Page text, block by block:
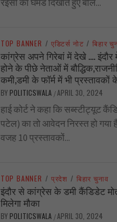
रईसी का घमंड दिखाते हुए बोल...
TOP BANNER / एडिटर्स नोट / बिहार
कांग्रेस अपने गिरेबां में देखे …. इंदौर
होने के पीछे नेताओं में
कमी,डमी के फॉर्म में भी प्रस्तावकों
BY POLITICSWALA /APRIL 30, 2024
हाई कोर्ट ने कहा कि सब्स्टीट्यूट
पटेल) का तो आवेदन निरस्त हो
वजह 10 प्रस्तावकों...
TOP BANNER / प्रदेश / बिहार चुनाव
इंदौर से कांग्रेस के डमी कैंडिडेट
मिलेगा मौका
BY POLITICSWALA /APRIL 30, 2024